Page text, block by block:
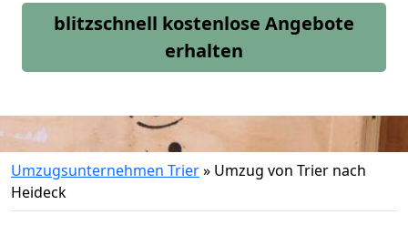
blitzschnell kostenlose Angebote
erhalten
Umzugsunternehmen Trier» Umzug von Trier nach
Heideck